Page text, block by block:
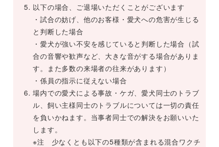
以下の場合、ご退場いただくことがございます
・試合の妨げ、他のお客様・愛犬への危害が生じる
と判断した場合
・愛犬が強い不安を感じていると判断した場合（試
合の音響や歓声など、大きな音がする場合がありま
す。また多数の来場者の往来があります）
・係員の指示に従えない場合
場内での愛犬による事故・ケガ、愛犬同士のトラブ
ル、飼い主様同士のトラブルについては一切の責任
を負いかねます。当事者同士での解決をお願いいた
します。
※注 少なくとも以下の5種類が含まれる混合ワクチ